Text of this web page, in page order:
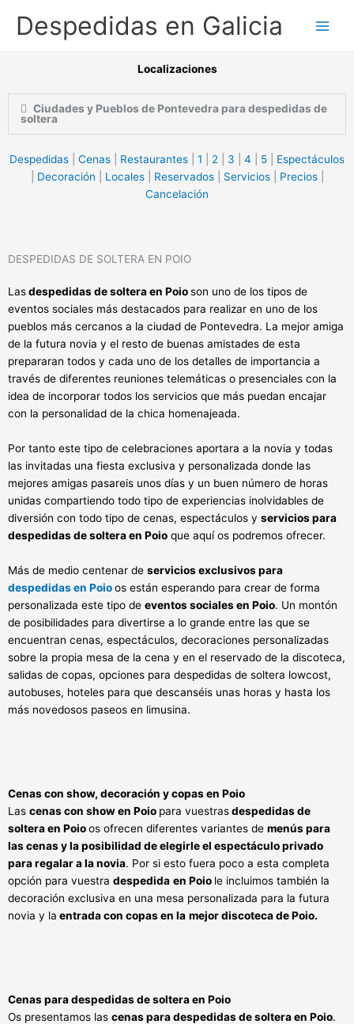
Despedidas en Galicia
Localizaciones
Ciudades y Pueblos de Pontevedra para despedidas de
soltera
Despedidas Cenas Restaurantes 1 2 3 4 5
Espectáculos
Decoración Locales| Reservados| Servicios| Precios|
Cancelación
DESPEDIDAS DE SOLTERA EN POIO
Lasdespedidas de soltera en Poioson uno de los tipos de
eventos sociales más destacados para realizar en uno de los
pueblos más cercanos a la ciudad de Pontevedra. La mejor amiga
de la futura novia y el resto de buenas amistades de esta
prepararan todos y cada uno de los detalles de importancia a
través de diferentes reuniones telemáticas o presenciales con la
idea de incorporar todos los servicios que más puedan encajar
con la personalidad de la chica homenajeada.
Por tanto este tipo de celebraciones aportara a la novia y todas
las invitadas una fiesta exclusiva y personalizada donde las
mejores amigas pasareis unos días y un buen número de horas
unidas compartiendo todo tipo de experiencias inolvidables de
diversión con todo tipo de cenas, espectáculos y servicios para
despedidas de soltera en Poio que aquí os podremos ofrecer.
Más de medio centenar de servicios exclusivos para
despedidas en Poioos están esperando para crear de forma
personalizada este tipo de eventos sociales en Poio. Un montón
de posibilidades para divertirse a lo grande entre las que se
encuentran cenas, espectáculos, decoraciones personalizadas
sobre la propia mesa de la cena y en el reservado de la discoteca,
salidas de copas, opciones para despedidas de soltera lowcost,
autobuses, hoteles para que descanséis unas horas y hasta los
más novedosos paseos en limusina.
Cenas con show, decoración y copas en Poio
Las cenas con show en Poio para vuestrasdespedidas de
soltera en Poioos ofrecen diferentes variantes de menús para
las cenas y la posibilidad de elegirle el espectáculo privado
para regalar a la novia. Por si esto fuera poco a esta completa
opción para vuestra despedida en Poio le incluimos también la
decoración exclusiva en una mesa personalizada para la futura
novia y la entrada con copas en la mejor discoteca de Poio.
Cenas para despedidas de soltera en Poio
Os presentamos las cenas para despedidas de soltera en Poio.